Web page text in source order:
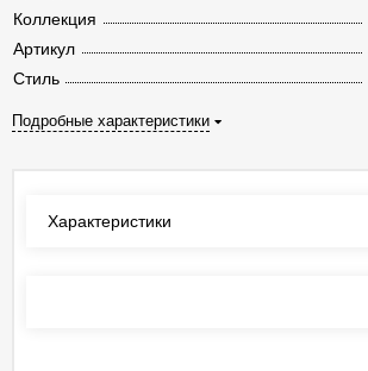
Коллекция
Артикул
Стиль
Подробные характеристики
Характеристики